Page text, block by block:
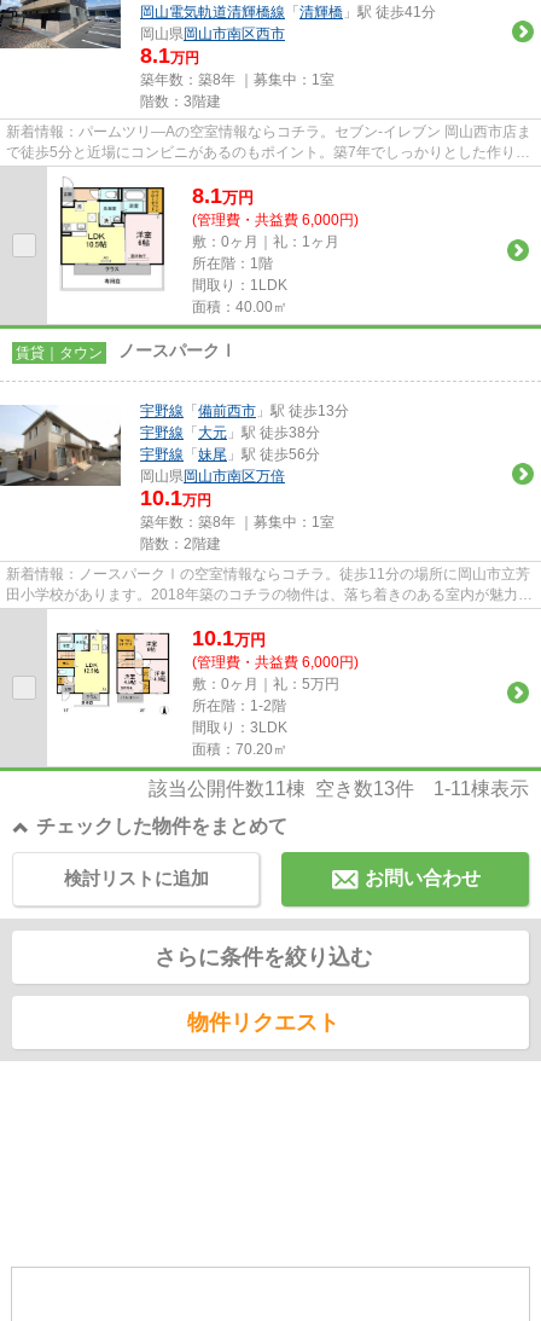
岡山電気軌道清輝橋線 「 清輝橋 」駅 徒歩41分
岡山県岡山市南区西市
8.1万円
築年数：築8年 ｜募集中： 1室
階数：3階建
新着情報：パームツリ―Aの空室情報ならコチラ。セブン‐イレブン 岡山西市店ま
で徒歩5分と近場にコンビニがあるのもポイント。築7年でしっかりとした作りが
特徴の物件です。高いニーズ...
8.1万円
(管理費・共益費 6,000円)
敷：0ヶ月｜礼：1ヶ月
所在階：1階
間取り：1LDK
面積：40.00㎡
賃貸｜タウン ノースパークⅠ
宇野線 「 備前西市 」駅 徒歩13分
宇野線 「 大元 」駅 徒歩38分
宇野線 「 妹尾 」駅 徒歩56分
岡山県岡山市南区万倍
10.1万円
築年数：築8年 ｜募集中： 1室
階数：2階建
新着情報：ノースパークⅠの空室情報ならコチラ。徒歩11分の場所に岡山市立芳
田小学校があります。2018年築のコチラの物件は、落ち着きのある室内が魅力的
10.1万円
(管理費・共益費 6,000円)
敷：0ヶ月｜礼：5万円
所在階：1-2階
間取り：3LDK
面積：70.20㎡
該当公開件数11棟 空き数13件 1-11棟表示
チェックした物件をまとめて
お問い合わせ
検討リストに追加
さらに条件を絞り込む
物件リクエスト